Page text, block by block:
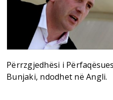
Përrzgjedhësi i
Bunjaki, ndodhet në Angli.